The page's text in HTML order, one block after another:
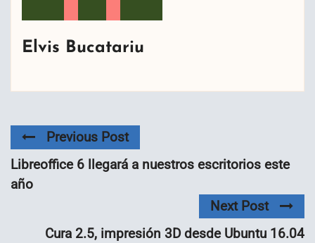
Elvis Bucatariu
Previous Post
Libreoffice 6 llegará a nuestros escritorios este
año
Next Post
Cura 2.5, impresión 3D desde Ubuntu 16.04